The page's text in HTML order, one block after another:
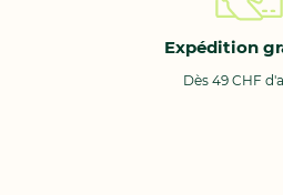
Expédition
Dès 49 CHF